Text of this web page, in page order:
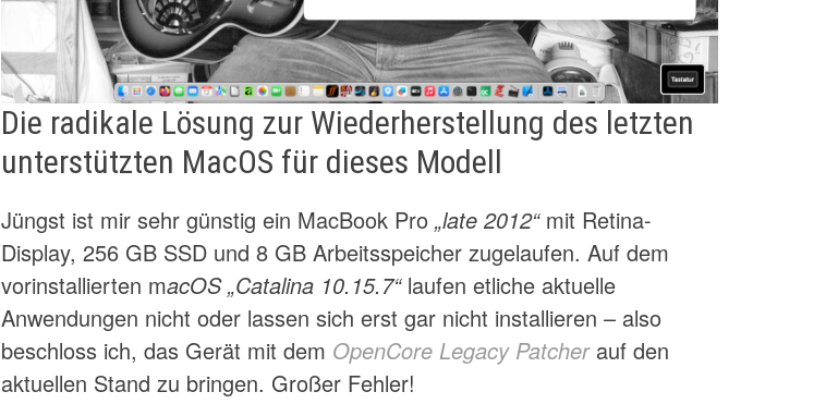
Die radikale Lösung zur Wiederherstellung des letzten
unterstützten MacOS für dieses Modell
Jüngst ist mir sehr günstig ein MacBook Pro„late 2012“mit Retina-
Display, 256 GB SSD und 8 GB Arbeitsspeicher zugelaufen. Auf dem
vorinstallierten macOS „Catalina 10.15.7“laufen etliche aktuelle
Anwendungen nicht oder lassen sich erst gar nicht installieren – also
beschloss ich, das Gerät mit dem OpenCore Legacy Patcherauf den
aktuellen Stand zu bringen. Großer Fehler!